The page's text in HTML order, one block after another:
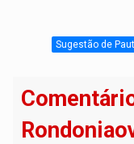
Sugestão de